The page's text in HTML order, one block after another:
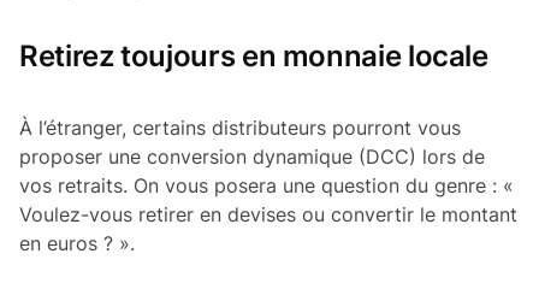
Retirez toujours en monnaie locale
À l’étranger, certains distributeurs pourront vous
proposer une conversion dynamique (DCC) lors de
vos retraits. On vous posera une question du genre : «
Voulez-vous retirer en devises ou convertir le montant
en euros ? ».